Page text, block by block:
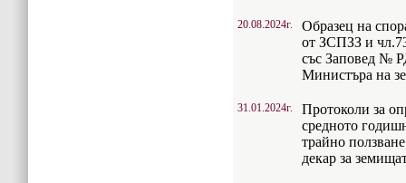
20.08.2024г.
Образец на
от ЗСПЗЗ и
със Заповед №
Министъра на
31.01.2024г.
Протоколи за
средното
трайно
декар за